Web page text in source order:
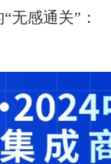
无感通关”：